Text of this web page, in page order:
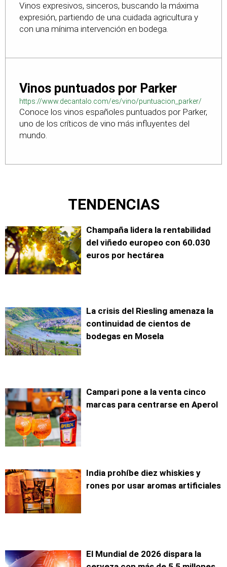
Vinos expresivos, sinceros, buscando la máxima
expresión, partiendo de una cuidada agricultura y
con una mínima intervención en bodega.
Vinos puntuados por Parker
https://www.decantalo.com/es/vino/puntuacion_parker/
Conoce los vinos españoles puntuados por Parker,
uno de los críticos de vino más influyentes del
mundo.
TENDENCIAS
Champaña lidera la rentabilidad
del viñedo europeo con 60.030
euros por hectárea
La crisis del Riesling amenaza la
continuidad de cientos de
bodegas en Mosela
Campari pone a la venta cinco
marcas para centrarse en Aperol
India prohíbe diez whiskies y
rones por usar aromas artificiales
El Mundial de 2026 dispara la